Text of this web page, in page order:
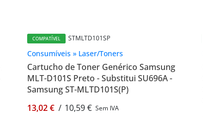
COMPATÍVEL STMLTD101SP
Consumíveis » Laser/Toners
Cartucho de Toner Genérico Samsung
MLT-D101S Preto - Substitui SU696A -
Samsung ST-MLTD101S(P)
13,02 € / 10,59 € Sem IVA